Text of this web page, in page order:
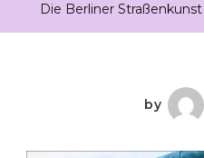
Die Berliner Straßenkunst
by